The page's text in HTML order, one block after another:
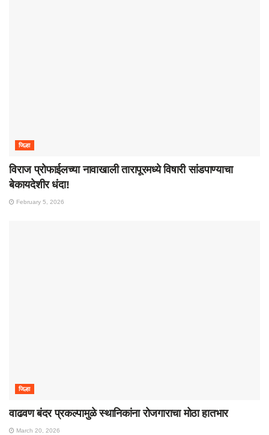
जिल्हा
विराज प्रोफाईलच्या नावाखाली तारापूरमध्ये विषारी सांडपाण्याचा
बेकायदेशीर धंदा!
February 5, 2026
जिल्हा
वाढवण बंदर प्रकल्पामुळे स्थानिकांना रोजगाराचा मोठा हातभार
March 20, 2026